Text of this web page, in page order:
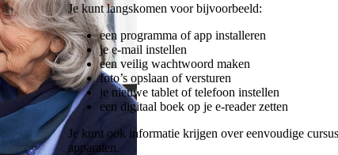
Je kunt langskomen voor bijvoorbeeld:
een programma of app installeren
je e-mail instellen
een veilig wachtwoord maken
foto’s opslaan of versturen
je nieuwe tablet of telefoon instellen
een digitaal boek op je e-reader zetten
Je kunt ook informatie krijgen over eenvoudige
apparaten.